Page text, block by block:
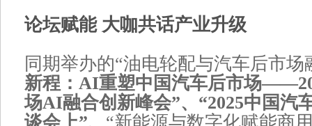
论坛赋能 大咖共话产业升级
同期举办的“油电轮配与汽车后市场
新程：AI重塑中国汽车后市场
场AI融合创新峰会”、“2025中国汽